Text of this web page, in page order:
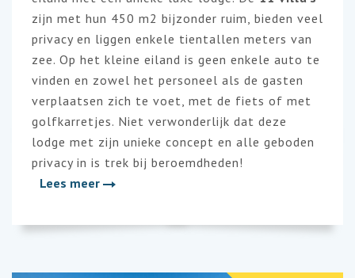
zijn met hun 450 m2 bijzonder ruim, bieden veel
privacy en liggen enkele tientallen meters van
zee. Op het kleine eiland is geen enkele auto te
vinden en zowel het personeel als de gasten
verplaatsen zich te voet, met de fiets of met
golfkarretjes. Niet verwonderlijk dat deze
lodge met zijn unieke concept en alle geboden
privacy in is trek bij beroemdheden!
Lees meer